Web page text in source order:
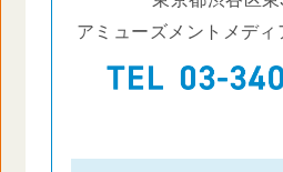
アミューズメントメデ